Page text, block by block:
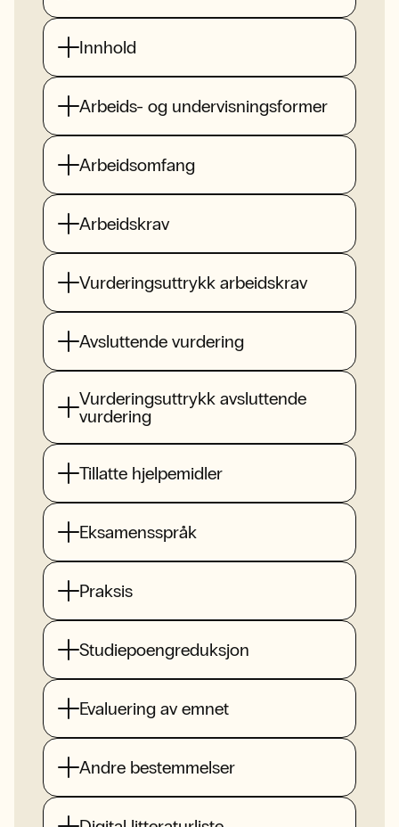
Innhold
Arbeids- og undervisningsformer
Arbeidsomfang
Arbeidskrav
Vurderingsuttrykk arbeidskrav
Avsluttende vurdering
Vurderingsuttrykk avsluttende
vurdering
Tillatte hjelpemidler
Eksamensspråk
Praksis
Studiepoengreduksjon
Evaluering av emnet
Andre bestemmelser